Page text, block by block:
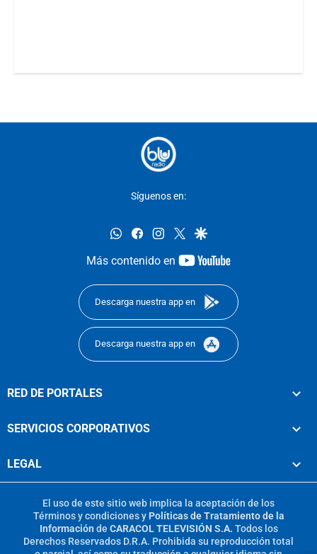
Síguenos en:
whatsappfacebookinstagram
twittergoogle
Más contenido en
youtube-
Descarga nuestra app en
Descarga nuestra app en
RED DE PORTALES
SERVICIOS CORPORATIVOS
LEGAL
El uso de este sitio web implica la aceptación de los
Términos y condicionesy Políticas de Tratamiento de la
Información de CARACOL TELEVISIÓN S.A. Todos los
Derechos Reservados D.R.A. Prohibida su reproducción total